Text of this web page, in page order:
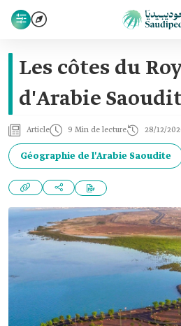
Les côtes du
d'Arabie
Article 9 Min de lecture 28/12/
Géographie de l'Arabie Saoudite